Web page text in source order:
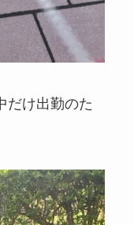
だけ出勤のた